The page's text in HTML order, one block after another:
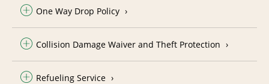
One Way Drop Policy
Collision Damage Waiver and Theft Protection
Refueling Service